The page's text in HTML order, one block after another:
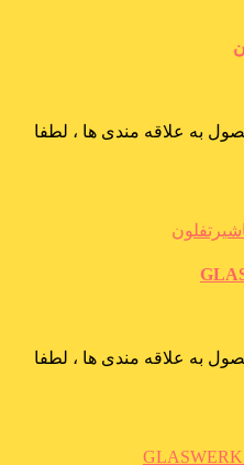
به علاقه مندی ها ، لطفا
به علاقه مندی ها ، لطفا